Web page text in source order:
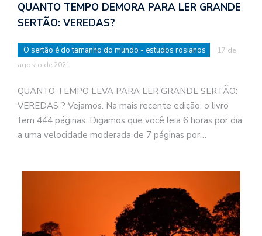
QUANTO TEMPO DEMORA PARA LER GRANDE
SERTÃO: VEREDAS?
O sertão é do tamanho do mundo - estudos rosianos
17 de
agosto de 2021
QUANTO TEMPO LEVA PARA LER GRANDE SERTÃO:
VEREDAS ? Vejamos. Na mais recente edição, o livro
tem 444 páginas. Digamos que você leia 6 horas por dia
a uma velocidade moderada de 7 páginas por…